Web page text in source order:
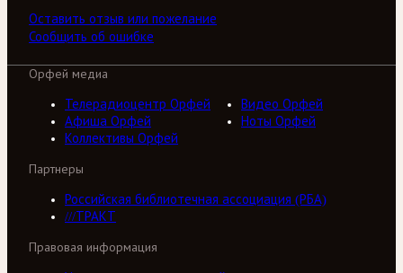
Оставить отзыв или пожелание
Сообщить об ошибке
Орфей медиа
Телерадиоцентр Орфей
Видео Орфей
Афиша Орфей
Ноты Орфей
Коллективы Орфей
Партнеры
Российская библиотечная ассоциация (РБА)
///ТРАКТ
Правовая информация